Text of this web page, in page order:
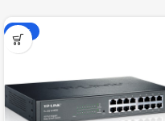
-15%